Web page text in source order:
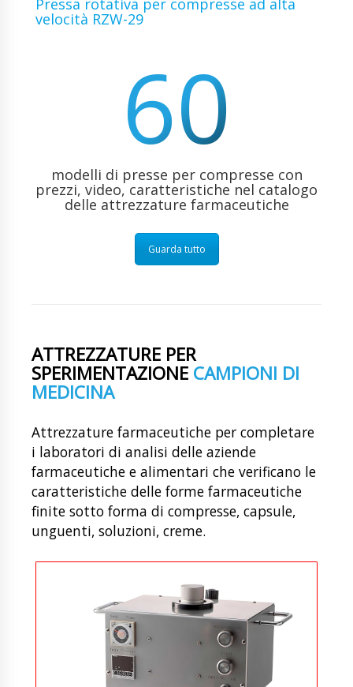
Pressa rotativa per compresse ad alta
velocità RZW-29
60
modelli di presse per compresse con
prezzi, video, caratteristiche nel catalogo
delle attrezzature farmaceutiche
Guarda tutto
ATTREZZATURE PER
SPERIMENTAZIONE CAMPIONI DI
MEDICINA
Attrezzature farmaceutiche per completare
i laboratori di analisi delle aziende
farmaceutiche e alimentari che verificano le
caratteristiche delle forme farmaceutiche
finite sotto forma di compresse, capsule,
unguenti, soluzioni, creme.